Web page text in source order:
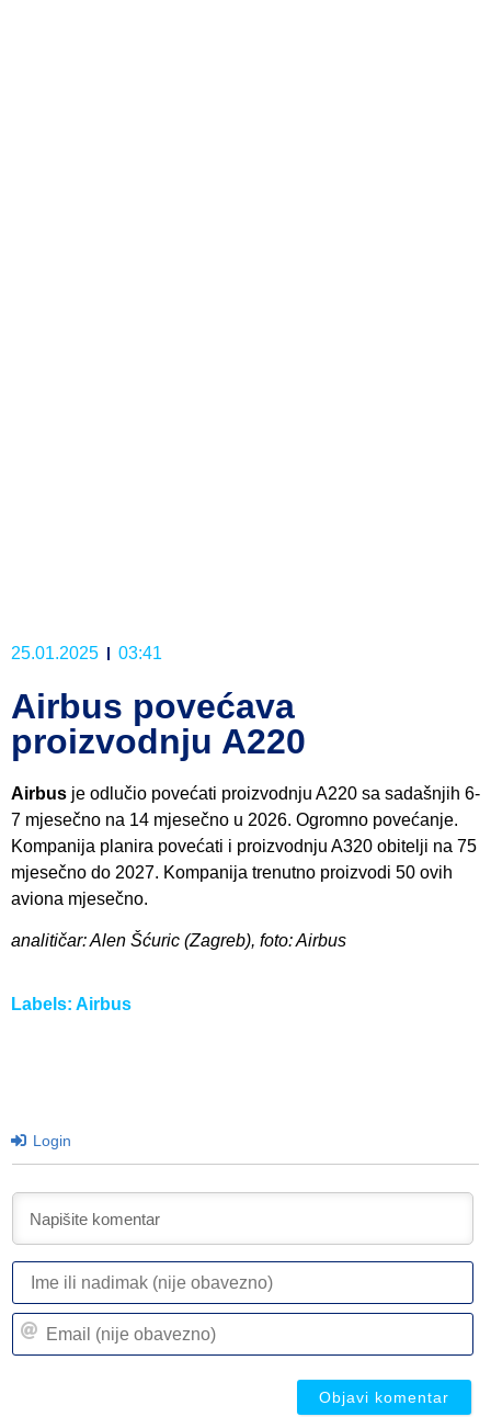
25.01.2025 03:41
Airbus povećava
proizvodnju A220
Airbus je odlučio povećati proizvodnju A220 sa sadašnjih 6-
7 mjesečno na 14 mjesečno u 2026. Ogromno povećanje.
Kompanija planira povećati i proizvodnju A320 obitelji na 75
mjesečno do 2027. Kompanija trenutno proizvodi 50 ovih
aviona mjesečno.
analitičar: Alen Šćuric (Zagreb), foto: Airbus
Labels: Airbus
Login